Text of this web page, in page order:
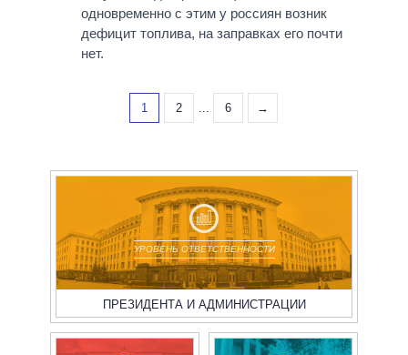
одновременно с этим у россиян возник
дефицит топлива, на заправках его почти
нет.
1 2 ... 6 →
УРОВЕНЬ ОТВЕТСТВЕННОСТИ
ПРЕЗИДЕНТА И АДМИНИСТРАЦИИ